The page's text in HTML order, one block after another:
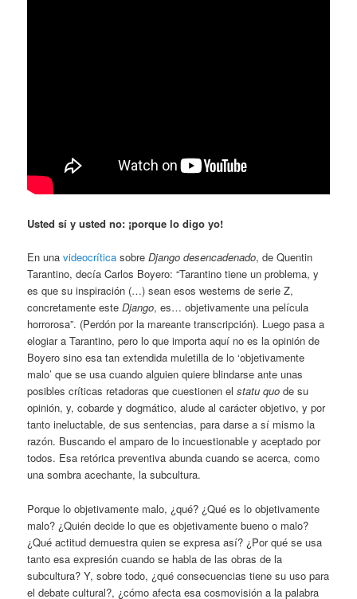
Usted sí y usted no: ¡porque lo digo yo!
En unavideocrítica sobreDjango desencadenado, de Quentin
Tarantino, decía Carlos Boyero: “Tarantino tiene un problema, y
es que su inspiración (…) sean esos westerns de serie Z,
concretamente esteDjango, es… objetivamente una película
horrorosa”. (Perdón por la mareante transcripción). Luego pasa a
elogiar a Tarantino, pero lo que importa aquí no es la opinión de
Boyero sino esa tan extendida muletilla de lo ‘objetivamente
malo’ que se usa cuando alguien quiere blindarse ante unas
posibles críticas retadoras que cuestionen elstatu quo de su
opinión, y, cobarde y dogmático, alude al carácter objetivo, y por
tanto ineluctable, de sus sentencias, para darse a sí mismo la
razón. Buscando el amparo de lo incuestionable y aceptado por
todos. Esa retórica preventiva abunda cuando se acerca, como
una sombra acechante, la subcultura.
Porque lo objetivamente malo, ¿qué? ¿Qué es lo objetivamente
malo? ¿Quién decide lo que es objetivamente bueno o malo?
¿Qué actitud demuestra quien se expresa así? ¿Por qué se usa
tanto esa expresión cuando se habla de las obras de la
subcultura? Y, sobre todo, ¿qué consecuencias tiene su uso para
el debate cultural?, ¿cómo afecta esa cosmovisión a la palabra